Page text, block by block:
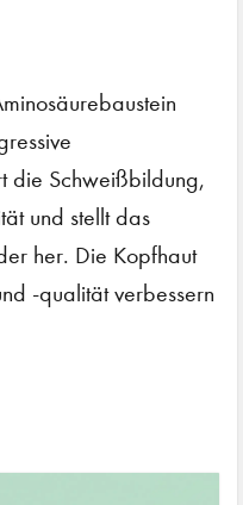
die Schweißbildung,
und stellt das
her. Die Kopfhaut
-qualität verbessern